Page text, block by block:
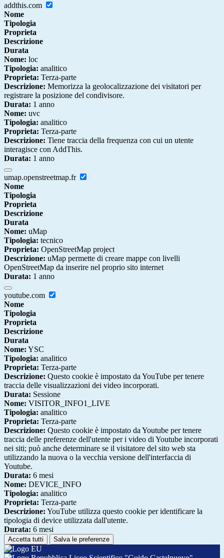
addthis.com
Nome
Tipologia
Proprieta
Descrizione
Durata
Nome: loc
Tipologia: analitico
Proprieta: Terza-parte
Descrizione: Memorizza la geolocalizzazione dei visitatori per
registrare la posizione del condivisore.
Durata: 1 anno
Nome: uvc
Tipologia: analitico
Proprieta: Terza-parte
Descrizione: Tiene traccia della frequenza con cui un utente
interagisce con AddThis.
Durata: 1 anno
umap.openstreetmap.fr
Nome
Tipologia
Proprieta
Descrizione
Durata
Nome: uMap
Tipologia: tecnico
Proprieta: OpenStreetMap project
Descrizione: uMap permette di creare mappe con livelli
OpenStreetMap da inserire nel proprio sito internet
Durata: 1 anno
youtube.com
Nome
Tipologia
Proprieta
Descrizione
Durata
Nome: YSC
Tipologia: analitico
Proprieta: Terza-parte
Descrizione: Questo cookie è impostato da YouTube per tenere
traccia delle visualizzazioni dei video incorporati.
Durata: Sessione
Nome: VISITOR_INFO1_LIVE
Tipologia: analitico
Proprieta: Terza-parte
Descrizione: Questo cookie è impostato da Youtube per tenere
traccia delle preferenze dell'utente per i video di Youtube incorporati
nei siti; può anche determinare se il visitatore del sito web sta
utilizzando la nuova o la vecchia versione dell'interfaccia di
Youtube.
Durata: 6 mesi
Nome: DEVICE_INFO
Tipologia: analitico
Proprieta: Terza-parte
Descrizione: YouTube utilizza questo cookie per identificare la
tipologia di device utilizzata dall'utente.
Durata: 6 mesi
Accetta tutti Salva le preferenze